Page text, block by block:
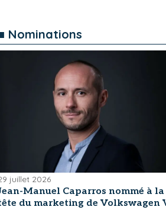
Nominations
juillet 2026
Manuel Caparros nommé à la
du marketing de Volkswagen